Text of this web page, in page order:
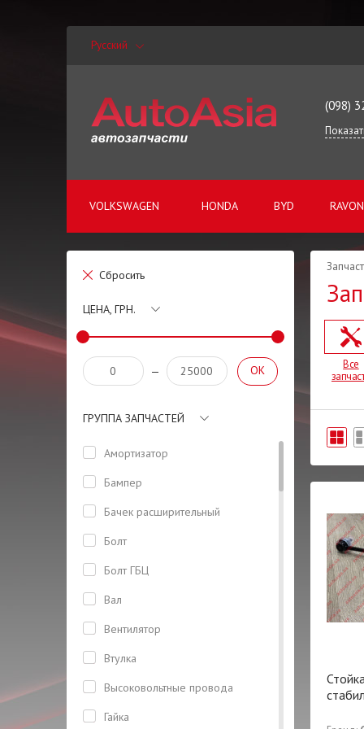
Русский
(098)
VOLKSWAGEN HONDA BYD RAVON
Сбросить
ЦЕНА, ГРН.
— OK
ГРУППА ЗАПЧАСТЕЙ
Амортизатор
Бампер
Бачeк расширительный
Болт
Болт ГБЦ
Вал
Вентилятор
Втулка
Высоковольтные провода
Гайка
Все